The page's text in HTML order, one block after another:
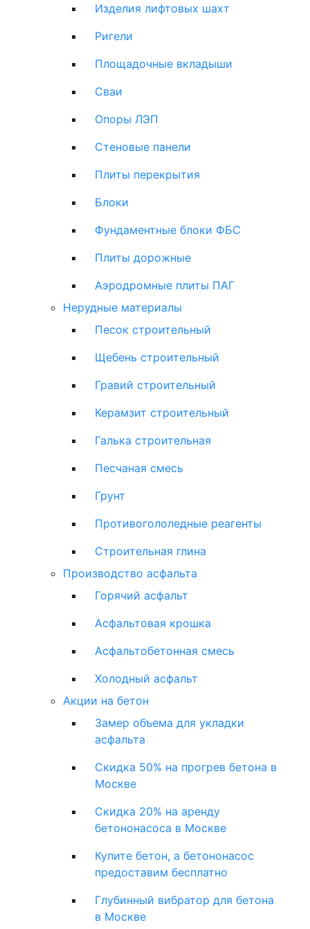
Изделия лифтовых шахт
Ригели
Площадочные вкладыши
Сваи
Опоры ЛЭП
Стеновые панели
Плиты перекрытия
Блоки
Фундаментные блоки ФБС
Плиты дорожные
Аэродромные плиты ПАГ
Нерудные материалы
Песок строительный
Щебень строительный
Гравий строительный
Керамзит строительный
Галька строительная
Песчаная смесь
Грунт
Противогололедные реагенты
Строительная глина
Производство асфальта
Горячий асфальт
Асфальтовая крошка
Асфальтобетонная смесь
Холодный асфальт
Акции на бетон
Замер объема для укладки
асфальта
Скидка 50% на прогрев бетона в
Москве
Скидка 20% на аренду
бетононасоса в Москве
Купите бетон, а бетононасос
предоставим бесплатно
Глубинный вибратор для бетона
в Москве